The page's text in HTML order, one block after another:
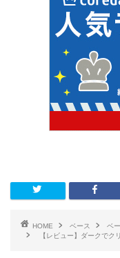
HOME ベース
ベ
【レビュー】ダークで